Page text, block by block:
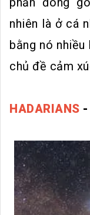
nhiên là ở cá
bằng nó
chủ đề cảm
HADARIANS -